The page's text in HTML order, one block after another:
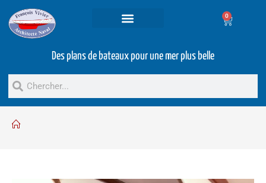
0
Des plans de bateaux pour une mer plus belle